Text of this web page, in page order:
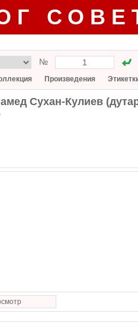
№
Произведения
Сухан-Кулиев